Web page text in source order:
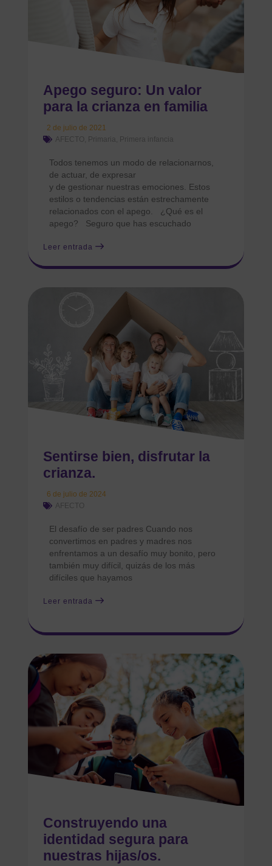
Apego seguro: Un valor
para la crianza en familia
2 de julio de 2021
AFECTO
Primaria Primera infancia
Todos tenemos un modo de relacionarnos,
de actuar, de expresar
y de gestionar nuestras emociones. Estos
estilos o tendencias están estrechamente
relacionados con el apego. ¿Qué es el
apego? Seguro que has escuchado
Leer entrada
Sentirse bien, disfrutar la
crianza.
6 de julio de 2024
AFECTO
El desafío de ser padres Cuando nos
convertimos en padres y madres nos
enfrentamos a un desafío muy bonito, pero
también muy difícil, quizás de los más
difíciles que hayamos
Leer entrada
Construyendo una
identidad segura para
nuestras hijas/os.